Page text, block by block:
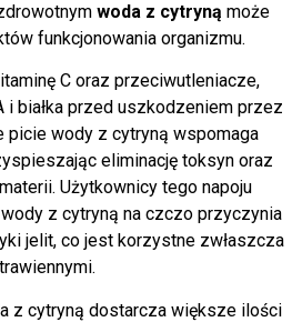
woda z cytryną może
funkcjonowania organizmu.
C oraz przeciwutleniacze,
i białka przed uszkodzeniem przez
picie wody z cytryną wspomaga
eliminację toksyn oraz
Użytkownicy tego napoju
z cytryną na czczo przyczynia
jelit, co jest korzystne zwłaszcza
z cytryną dostarcza większe ilości